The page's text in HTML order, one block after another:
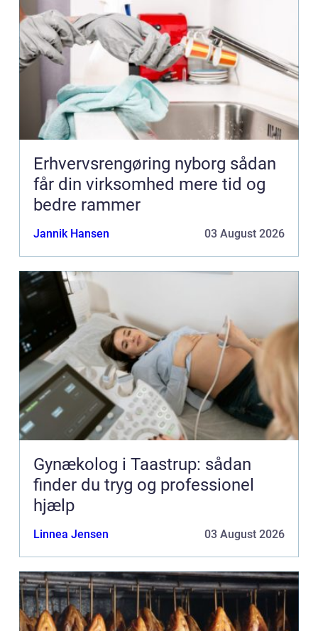
Erhvervsrengøring nyborg sådan
får din virksomhed mere tid og
bedre rammer
Jannik Hansen 03 August 2026
Gynækolog i Taastrup: sådan
finder du tryg og professionel
hjælp
Linnea Jensen 03 August 2026